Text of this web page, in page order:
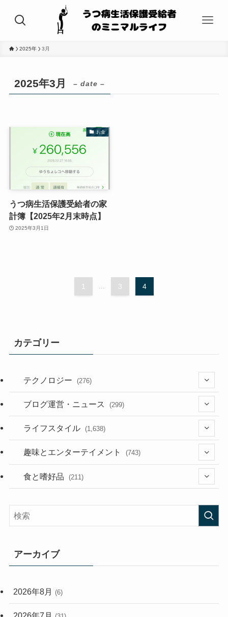
2025年 3月
2025年3月 – date –
お金
うつ病生活保護受給者の家
計簿【2025年2月末時点】
2025年3月1日
1 3 4
カテゴリー
テクノロジー (276)
(36)
(187)
ブログ運営・ニュース (299)
(118)
(181)
ライフスタイル (1,638)
(394)
(282)
(33)
(248)
趣味とエンターテイメント (743)
(56)
食と嗜好品 (211)
アーカイブ
2026年8月 (6)